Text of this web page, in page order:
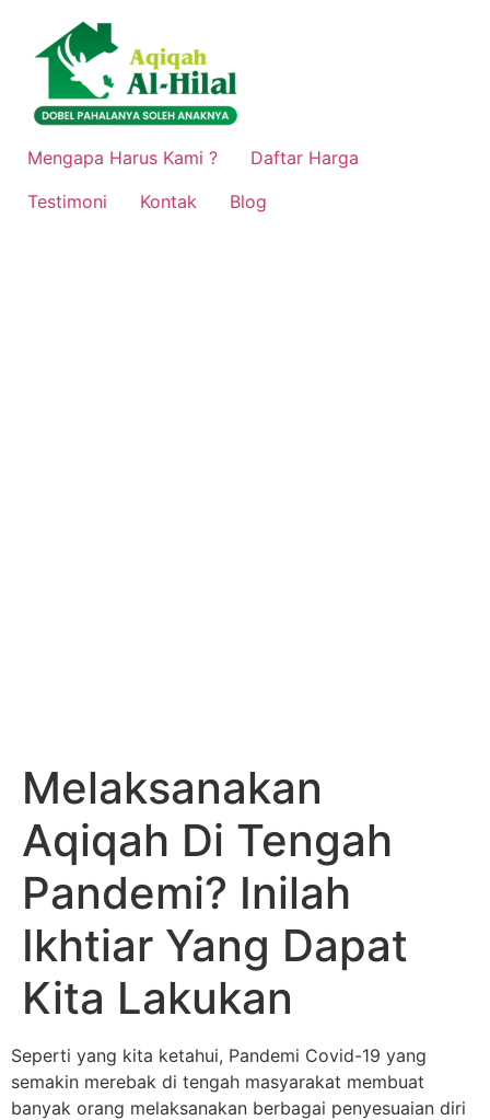
konten
Mengapa Harus Kami ?
Daftar Harga
Testimoni
Kontak Blog
Melaksanakan
Aqiqah Di Tengah
Pandemi? Inilah
Ikhtiar Yang Dapat
Kita Lakukan
Seperti yang kita ketahui, Pandemi Covid-19 yang
semakin merebak di tengah masyarakat membuat
banyak orang melaksanakan berbagai penyesuaian diri